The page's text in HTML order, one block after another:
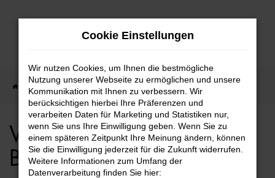
Zum
Startseite Bremen VW VW T6 Caravelle für Bremen Top Angebote
VW T6 Caravelle für
Bremen Top Angebote
Cookie Einstellungen
Wir nutzen Cookies, um Ihnen die bestmögliche
Nutzung unserer Webseite zu ermöglichen und unsere
Kommunikation mit Ihnen zu verbessern. Wir
berücksichtigen hierbei Ihre Präferenzen und
verarbeiten Daten für Marketing und Statistiken nur,
wenn Sie uns Ihre Einwilligung geben. Wenn Sie zu
einem späteren Zeitpunkt Ihre Meinung ändern, können
Sie die Einwilligung jederzeit für die Zukunft widerrufen.
Weitere Informationen zum Umfang der
Datenverarbeitung finden Sie hier: